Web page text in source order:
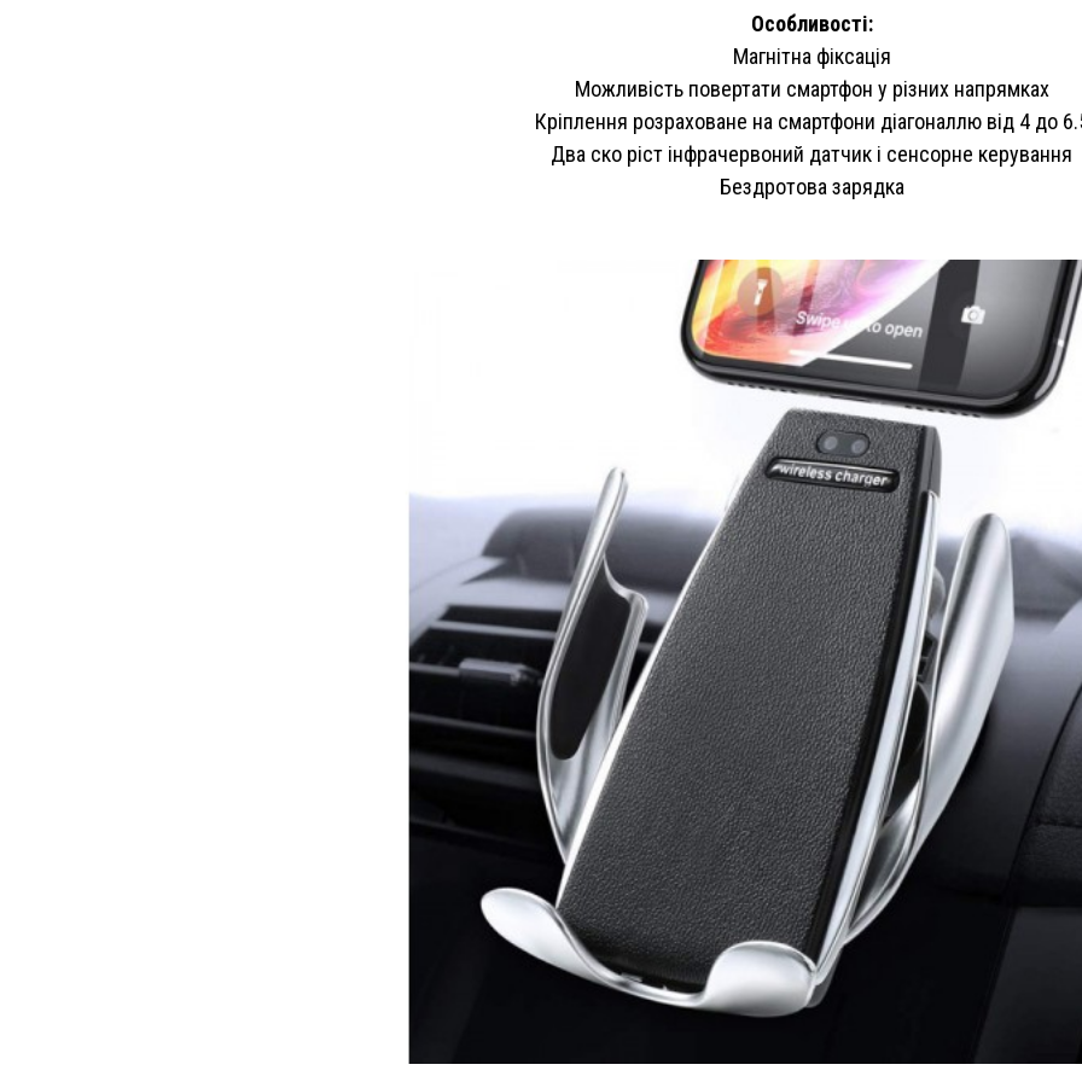
Особливості:
Магнітна фіксація
Можливість повертати смартфон у різних напрямках
Кріплення розраховане на смартфони діагоналлю від 4 до
Два ско ріст інфрачервоний датчик і сенсорне керування
Бездротова зарядка